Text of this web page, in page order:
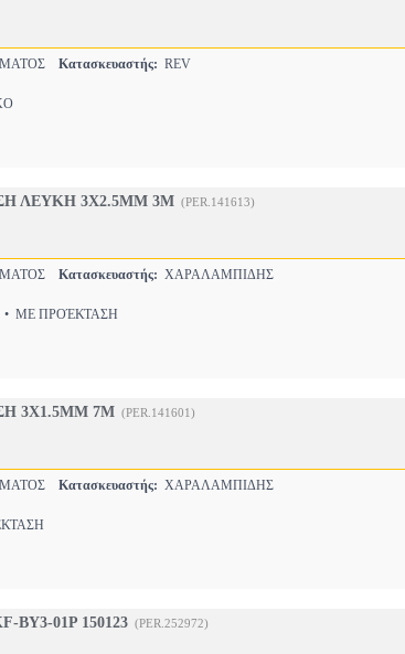
Κατασκευαστής: REV
ΛΕΥΚΗ 3Χ2.5MM 3M (PER.141613)
Κατασκευαστής: ΧΑΡΑΛΑΜΠΙΔΗΣ
• ΜΕ ΠΡΟΈΚΤΑΣΗ
3Χ1.5MM 7M (PER.141601)
Κατασκευαστής: ΧΑΡΑΛΑΜΠΙΔΗΣ
01P 150123 (PER.252972)